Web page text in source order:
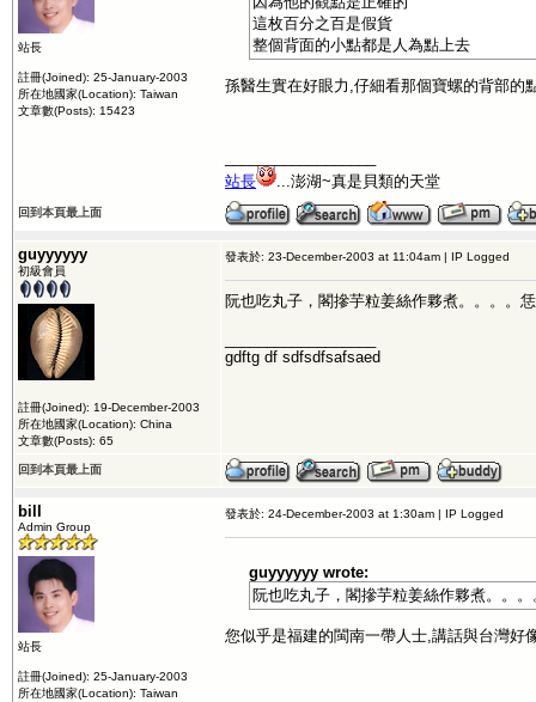
站長
註冊(Joined): 25-January-2003
所在地國家(Location): Taiwan
文章數(Posts): 15423
這枚百分之百是假貨
整個背面的小點都是人為點上去
孫醫生實在好眼力,仔細看那個寶螺的背部的
站長
...澎湖~真是貝類的天堂
回到本頁最上面
guyyyyyy
初級會員
註冊(Joined): 19-December-2003
所在地國家(Location): China
文章數(Posts): 65
發表於: 23-December-2003 at 11:04am | IP Logged
阮也吃丸子，閣摻芋粒姜絲作夥煮。。。。
gdftg df sdfsdfsafsaed
回到本頁最上面
bill
Admin Group
站長
註冊(Joined): 25-January-2003
所在地國家(Location): Taiwan
發表於: 24-December-2003 at 1:30am | IP Logged
guyyyyyy wrote:
阮也吃丸子，閣摻芋粒姜絲作夥煮。。
您似乎是福建的閩南一帶人士,講話與台灣好